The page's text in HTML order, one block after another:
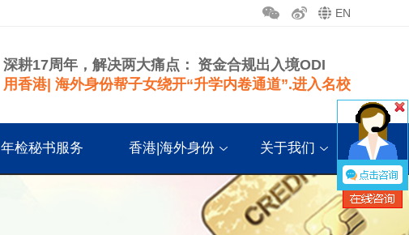
EN
深耕17周年，解决两大痛点： 资金合规出入境ODI
用香港| 海外身份帮子女绕开“升学内卷通道”.进入名校
年检秘书服务 香港|海外身份 关于我们